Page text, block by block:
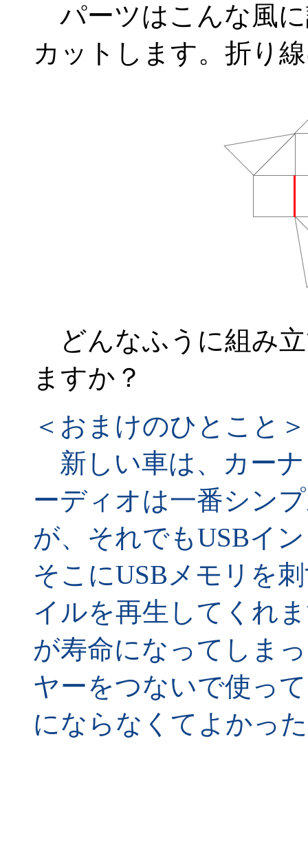
パーツはこんな風
カットします。折り
どんなふうに組み
ますか？
＜おまけのひとこと＞
新しい車は、カー
ーディオは一番シン
が、それでもUSBイ
そこにUSBメモリを
イルを再生してくれ
が寿命になってしま
ヤーをつないで使っ
にならなくてよかっ